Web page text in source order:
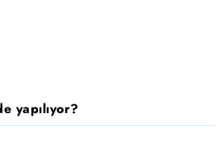
yapılıyor?